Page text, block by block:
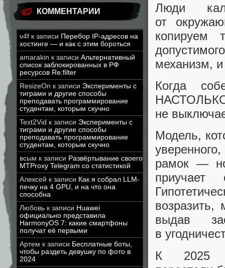
КОММЕНТАРИИ
v4f к записи Перебор IP-адресов на
хостинге — и как с этим бороться
amarakin к записи Альтернативный
список заблокированных в РФ
ресурсов Re:filter
ResizeOn к записи Эксперименты с
тиграми и другие способы
преподавать программирование
студентам, которым скучно
Text2Vid к записи Эксперименты с
тиграми и другие способы
преподавать программирование
студентам, которым скучно
всым к записи Развёртывание своего
MTProxy Telegram со статистикой
Алексей к записи Как я собрал LLM-
печку на 4 GPU, и на что она
способна
Любовь к записи Huawei
официально представила
HarmonyOS 7: какие смартфоны
получат её первыми
Артем к записи Бесплатные боты,
чтобы раздеть девушку по фото в
2024
Люди
от
копируем
механизм, и
Когда
не
Модель,
рамок —
возразить,
выдав
в
К 2025